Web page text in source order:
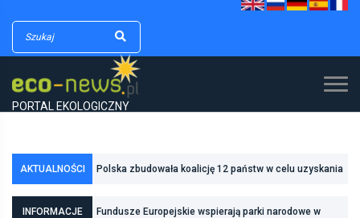
PORTAL EKOLOGICZNY
AKTUALNOŚCI Polska zbudowała koalicję 12 państw w celu uzyskania
INFORMACJE Fundusze Europejskie wspierają parki narodowe w